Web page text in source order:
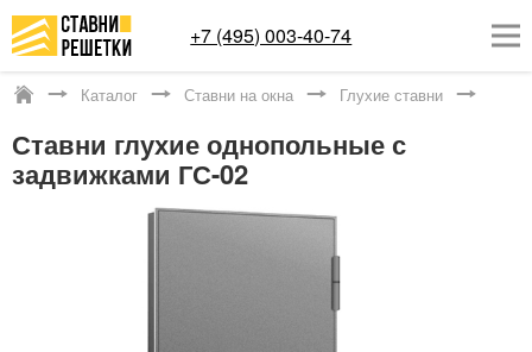
+7 (495) 003-40-74
ОКОННЫЕ РЕШЕТКИ
СТАВНИ НА ОКНА
Каталог Ставни на окна Глухие ставни
Ставни глухие однопольные с
задвижками ГС-02